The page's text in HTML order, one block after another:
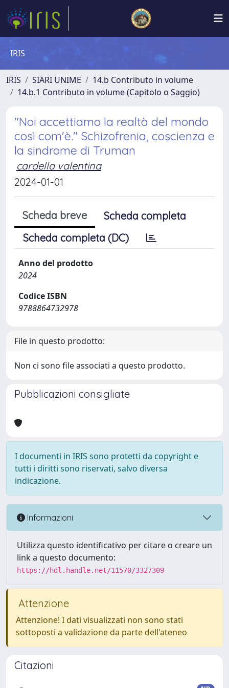
IRIS
IRIS SIARI UNIME
14.b Contributo in volume
14.b.1 Contributo in volume (Capitolo o Saggio)
"Noi accettiamo la realtà del mondo
così com'è." Schizofrenia, coscienza e
la sindrome di Truman
cardella valentina
2024-01-01
Scheda breve
Scheda completa
Scheda completa (DC)
Anno del prodotto
2024
Codice ISBN
9788864732978
File in questo prodotto:
Non ci sono file associati a questo prodotto.
Pubblicazioni consigliate
I documenti in IRIS sono protetti da copyright e
tutti i diritti sono riservati, salvo diversa
indicazione.
Informazioni
Utilizza questo identificativo per citare o creare un
link a questo documento:
https://hdl.handle.net/11570/3327309
Attenzione
Attenzione! I dati visualizzati non sono stati
sottoposti a validazione da parte dell'ateneo
Citazioni